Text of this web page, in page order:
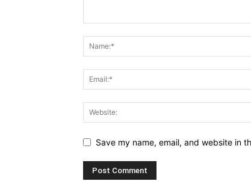
Save my name, email, and website in